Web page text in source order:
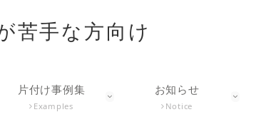
苦手な方向け
片付け事例集
Examples
お知らせ
Notice